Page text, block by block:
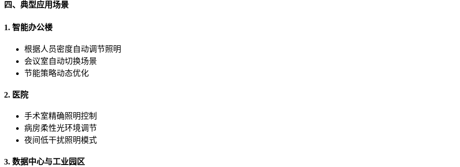
四、典型应用场景
1. 智能办公楼
根据人员密度自动调节照明
会议室自动切换场景
节能策略动态优化
2. 医院
手术室精确照明控制
病房柔性光环境调节
夜间低干扰照明模式
3. 数据中心与工业园区